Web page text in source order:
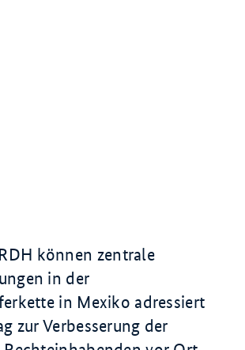
können zentrale
in der
in Mexiko adressiert
zur Verbesserung der